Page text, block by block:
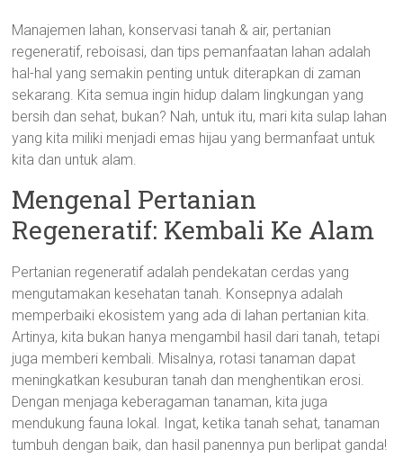
Manajemen lahan, konservasi tanah & air, pertanian
regeneratif, reboisasi, dan tips pemanfaatan lahan adalah
hal-hal yang semakin penting untuk diterapkan di zaman
sekarang. Kita semua ingin hidup dalam lingkungan yang
bersih dan sehat, bukan? Nah, untuk itu, mari kita sulap lahan
yang kita miliki menjadi emas hijau yang bermanfaat untuk
kita dan untuk alam.
Mengenal Pertanian
Regeneratif: Kembali Ke Alam
Pertanian regeneratif adalah pendekatan cerdas yang
mengutamakan kesehatan tanah. Konsepnya adalah
memperbaiki ekosistem yang ada di lahan pertanian kita.
Artinya, kita bukan hanya mengambil hasil dari tanah, tetapi
juga memberi kembali. Misalnya, rotasi tanaman dapat
meningkatkan kesuburan tanah dan menghentikan erosi.
Dengan menjaga keberagaman tanaman, kita juga
mendukung fauna lokal. Ingat, ketika tanah sehat, tanaman
tumbuh dengan baik, dan hasil panennya pun berlipat ganda!